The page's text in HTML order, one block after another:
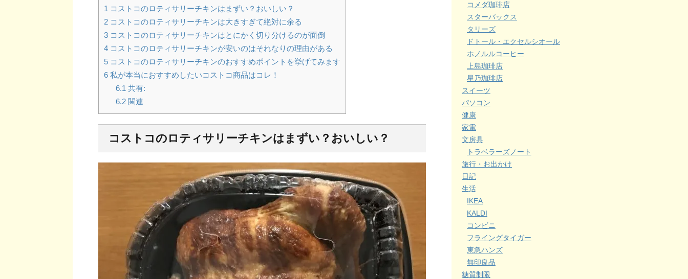
1 コストコのロティサリーチキンはまずい？おいしい？
2 コストコのロティサリーチキンは大きすぎて絶対に余る
3 コストコのロティサリーチキンはとにかく切り分けるのが面倒
4 コストコのロティサリーチキンが安いのはそれなりの理由がある
5 コストコのロティサリーチキンのおすすめポイントを挙げてみます
6 私が本当におすすめしたいコストコ商品はコレ！
6.1 共有:
6.2関連
コストコのロティサリーチキンはまずい？おいしい？
コメダ珈琲店
スターバックス
タリーズ
ドトール・エクセルシオール
ホノルルコーヒー
上島珈琲店
星乃珈琲店
スイーツ
パソコン
健康
家電
文房具
トラベラーズノート
旅行・お出かけ
日記
生活
IKEA
KALDI
コンビニ
フライングタイガー
東急ハンズ
無印良品
糖質制限